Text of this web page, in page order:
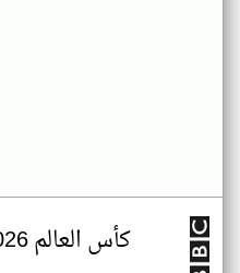
كأس العالم 2026